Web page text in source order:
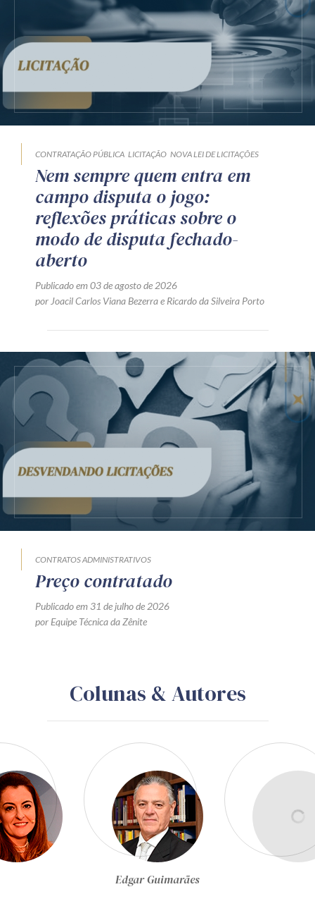
CONTRATAÇÃO PÚBLICA LICITAÇÃO NOVA LEI DE LICITAÇÕES
Nem sempre quem entra em
campo disputa o jogo:
reflexões práticas sobre o
modo de disputa fechado-
aberto
Publicado em 03 de agosto de 2026
por Joacil Carlos Viana Bezerrae Ricardo da Silveira Porto
CONTRATOS ADMINISTRATIVOS
Preço contratado
Publicado em 31 de julho de 2026
por Equipe Técnica da Zênite
Colunas & Autores
Egon Bockmann Moreira